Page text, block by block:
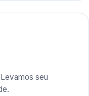
seu